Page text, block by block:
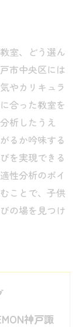
室、どう選ん
市中央区には
やカリキュラ
合った教室を
析したうえ
るか吟味する
を実現できる
性分析のポイ
ことで、子供
の場を見つけ
神戸諏